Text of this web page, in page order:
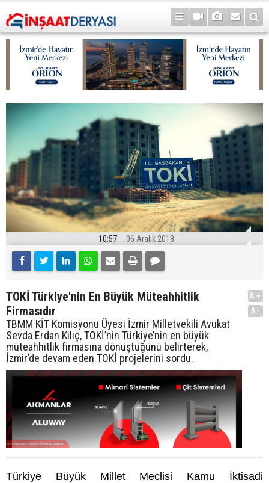
10:57 06 Aralık 2018
TOKİ Türkiye'nin En Büyük Müteahhitlik
Firmasıdır
TBMM KİT Komisyonu Üyesi İzmir Milletvekili Avukat
Sevda Erdan Kılıç, TOKİ’nin Türkiye’nin en büyük
müteahhitlik firmasına dönüştüğünü belirterek,
İzmir’de devam eden TOKİ projelerini sordu.
A+
A-
Türkiye Büyük Millet Meclisi Kamu İktisadi